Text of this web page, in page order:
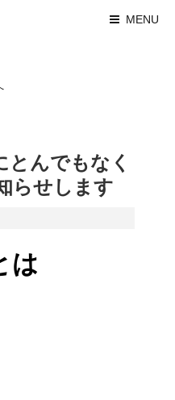
MENU
んでもなく
らせします
は